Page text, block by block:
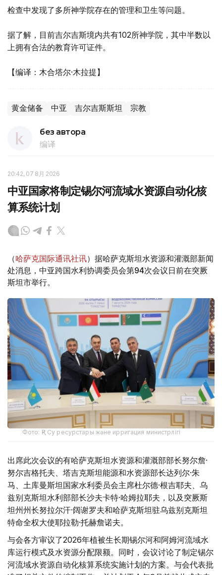
检查中发现了多所神学院存在的管理和卫生等问题。
据了解，目前吉尔吉斯境内共有102所神学院，其中半数以
上拥有合法的教育许可证件。
【编译：木合塔尔·木拉提】
黄金储备 中亚 吉尔吉斯斯坦 宗教
без автора
编译
20:42, 07 8月 2026
中亚国家将制定锡尔河流域水资源自动化核
算系统计划
（哈萨克国际通讯社讯）据哈萨克斯坦水资源和灌溉部新闻
处消息，中亚跨国水利协调委员会第94次会议日前在突厥
斯坦市举行。
Фото: ҚР Су ресурстары және ирригация министрлігі
出席此次会议的有哈萨克斯坦水资源和灌溉部部长努尔詹·
努尔吉格托夫、塔吉克斯坦能源和水资源部长达列尔·朱
马、土库曼斯坦国家水利委员会主席杜尔德·根吉耶夫、乌
兹别克斯坦水利部部长沙夫卡特·哈姆拉耶夫，以及突厥斯
坦州州长努拉尔汗·阔谢罗夫和哈萨克斯坦驻乌兹别克斯坦
特命全权大使耶拉勒·托赫詹诺夫。
与会各方审议了2026年植被生长期锡尔河和阿姆河流域水
库运行模式及水资源分配限额。同时，会议讨论了制定锡尔
河流域水资源自动化核算系统实施计划的方案。与会代表批